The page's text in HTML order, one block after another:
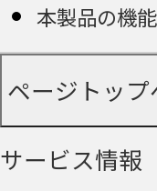
本製品の機
ページトップ
サービス情報